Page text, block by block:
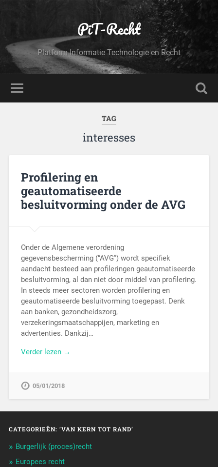
PiT-Recht
Platform Informatie Technologie en Recht
TAG
interesses
Profilering en
geautomatiseerde
besluitvorming onder de AVG
Onder de Algemene verordening
gegevensbescherming (“AVG”) wordt specifiek
aandacht besteed aan profileringen geautomatiseerde
besluitvorming, al dan niet door middel van profilering.
In steeds meer sectoren worden profilering en
geautomatiseerde besluitvorming toegepast. Denk
aan banken, gezondheidszorg,
verzekeringsmaatschappijen, marketing en
advertenties. Dankzij…
Verder lezen →
05/01/2018
CATEGORIEËN: ‘VAN KERN TOT RAND’
Burgerlijk (proces)recht
Europees recht